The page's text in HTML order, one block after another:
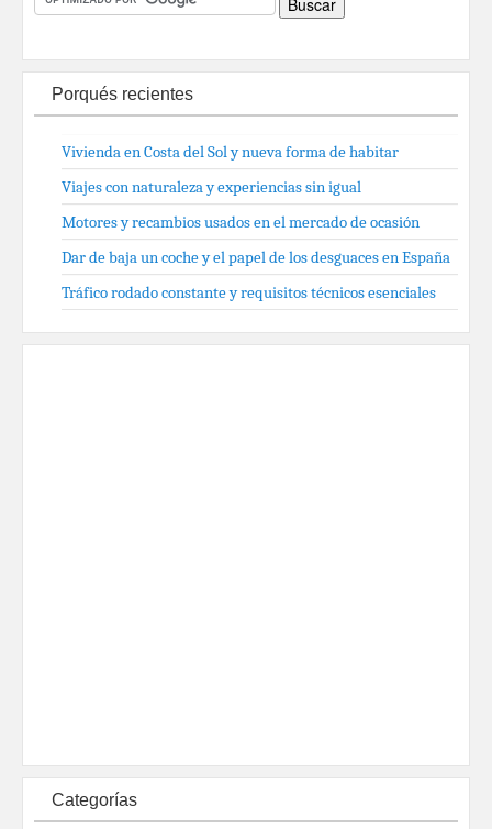
Porqués recientes
Vivienda en Costa del Sol y nueva forma de habitar
Viajes con naturaleza y experiencias sin igual
Motores y recambios usados en el mercado de ocasión
Dar de baja un coche y el papel de los desguaces en España
Tráfico rodado constante y requisitos técnicos esenciales
Categorías